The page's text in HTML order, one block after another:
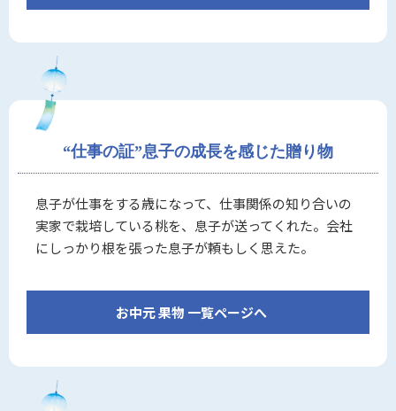
“仕事の証”息子の成長を感じた贈り物
息子が仕事をする歳になって、仕事関係の知り合いの
実家で栽培している桃を、息子が送ってくれた。会社
にしっかり根を張った息子が頼もしく思えた。
お中元 果物 一覧ページへ